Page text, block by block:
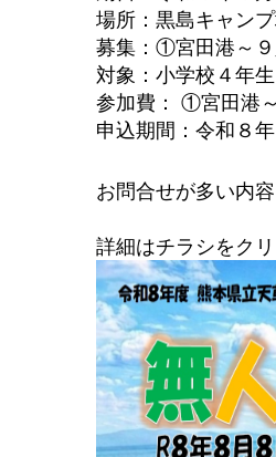
場所：黒島キャン
募集：①宮田港～
対象：小学校４年
参加費： ①宮田港
申込期間：令和８
お問合せが多い内
詳細はチラシをク